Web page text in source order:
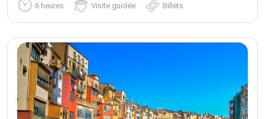
6 heures Visite guidée Billets